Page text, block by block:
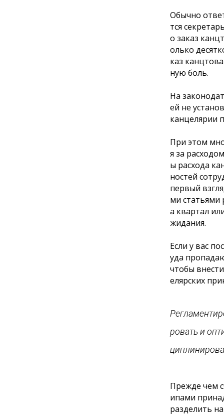
Обычно
тся
о заказ
олько
каз
ную боль.
На
ей не
канцелярии
При этом
я за
ы расхода
ностей
первый
ми статьями
а квартал
жидания.
Если у вас
уда
чтобы
елярских
ровать и
Прежде чем
ипами
разделить